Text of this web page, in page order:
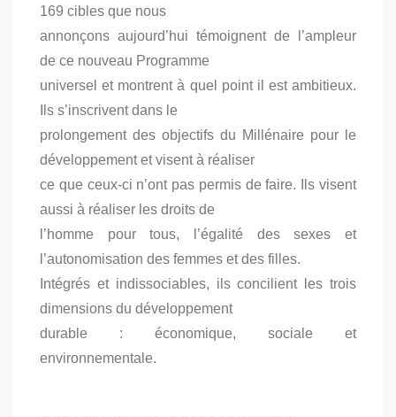
169 cibles que nous
annonçons aujourd’hui témoignent de l’ampleur
de ce nouveau Programme
universel et montrent à quel point il est ambitieux.
Ils s’inscrivent dans le
prolongement des objectifs du Millénaire pour le
développement et visent à réaliser
ce que ceux-ci n’ont pas permis de faire. Ils visent
aussi à réaliser les droits de
l’homme pour tous, l’égalité des sexes et
l’autonomisation des femmes et des filles.
Intégrés et indissociables, ils concilient les trois
dimensions du développement
durable : économique, sociale et
environnementale.